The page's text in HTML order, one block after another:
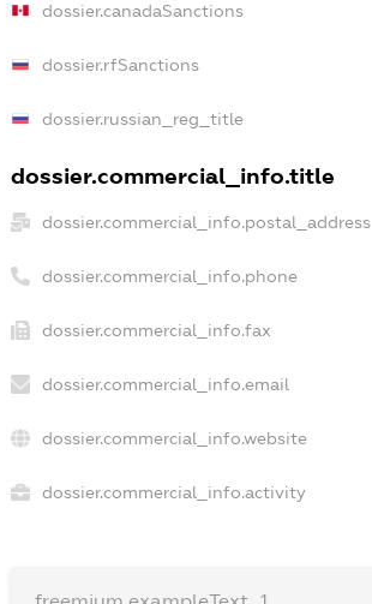
dossier.canadaSanctions
dossier.rfSanctions
dossier.russian_reg_title
dossier.commercial_info.title
dossier.commercial_info.postal_address
dossier.commercial_info.phone
dossier.commercial_info.fax
dossier.commercial_info.email
dossier.commercial_info.website
dossier.commercial_info.activity